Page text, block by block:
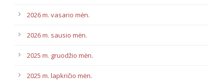
2026 m. vasario mėn.
2026 m. sausio mėn.
2025 m. gruodžio mėn.
2025 m. lapkričio mėn.